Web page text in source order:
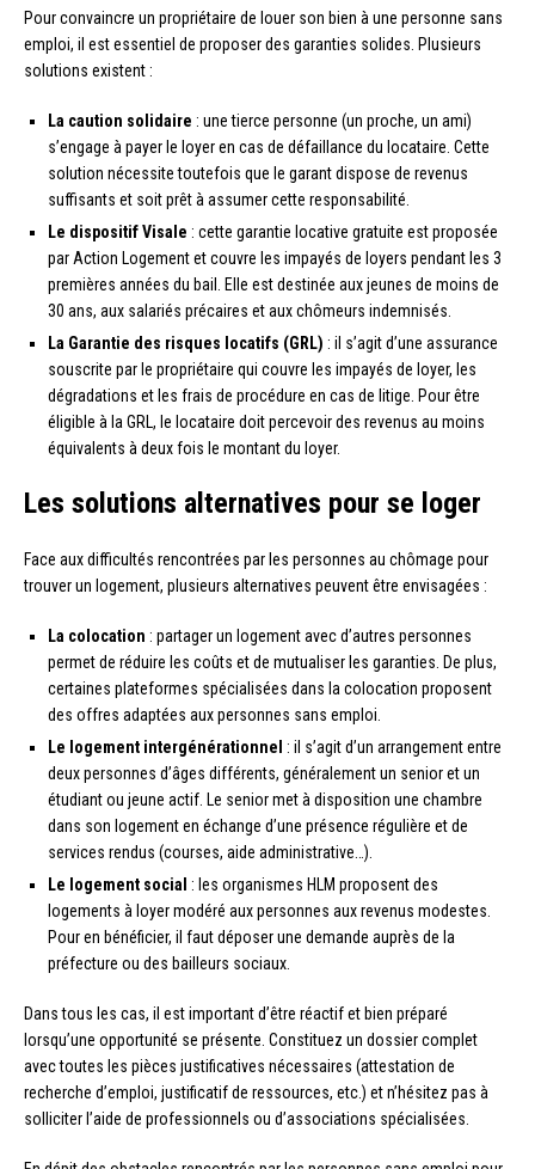
Pour convaincre un propriétaire de louer son bien à une personne sans
emploi, il est essentiel de proposer des garanties solides. Plusieurs
solutions existent :
La caution solidaire : une tierce personne (un proche, un ami)
s’engage à payer le loyer en cas de défaillance du locataire. Cette
solution nécessite toutefois que le garant dispose de revenus
suffisants et soit prêt à assumer cette responsabilité.
Le dispositif Visale : cette garantie locative gratuite est proposée
par Action Logement et couvre les impayés de loyers pendant les 3
premières années du bail. Elle est destinée aux jeunes de moins de
30 ans, aux salariés précaires et aux chômeurs indemnisés.
La Garantie des risques locatifs (GRL) : il s’agit d’une assurance
souscrite par le propriétaire qui couvre les impayés de loyer, les
dégradations et les frais de procédure en cas de litige. Pour être
éligible à la GRL, le locataire doit percevoir des revenus au moins
équivalents à deux fois le montant du loyer.
Les solutions alternatives pour se loger
Face aux difficultés rencontrées par les personnes au chômage pour
trouver un logement, plusieurs alternatives peuvent être envisagées :
La colocation : partager un logement avec d’autres personnes
permet de réduire les coûts et de mutualiser les garanties. De plus,
certaines plateformes spécialisées dans la colocation proposent
des offres adaptées aux personnes sans emploi.
Le logement intergénérationnel : il s’agit d’un arrangement entre
deux personnes d’âges différents, généralement un senior et un
étudiant ou jeune actif. Le senior met à disposition une chambre
dans son logement en échange d’une présence régulière et de
services rendus (courses, aide administrative…).
Le logement social : les organismes HLM proposent des
logements à loyer modéré aux personnes aux revenus modestes.
Pour en bénéficier, il faut déposer une demande auprès de la
préfecture ou des bailleurs sociaux.
Dans tous les cas, il est important d’être réactif et bien préparé
lorsqu’une opportunité se présente. Constituez un dossier complet
avec toutes les pièces justificatives nécessaires (attestation de
recherche d’emploi, justificatif de ressources, etc.) et n’hésitez pas à
solliciter l’aide de professionnels ou d’associations spécialisées.